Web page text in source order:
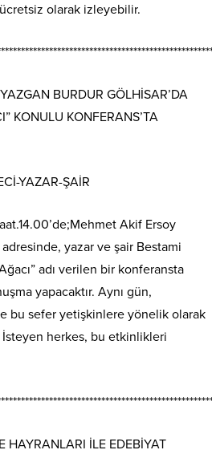
olarak izleyebilir.
BURDUR GÖLHİSAR’DA
KONULU KONFERANS’TA
YAZAR-ŞAİR
Akif Ersoy
yazar ve şair Bestami
adı verilen bir konferansta
yapacaktır. Aynı gün,
bu sefer yetişkinlere yönelik olarak
İsteyen herkes, bu etkinlikleri
HAYRANLARI İLE EDEBİYAT